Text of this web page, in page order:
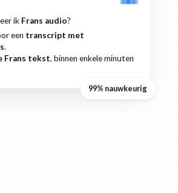
ik Frans audio?
een transcript met
.
Frans tekst, binnen enkele minuten
99% nauwkeurig